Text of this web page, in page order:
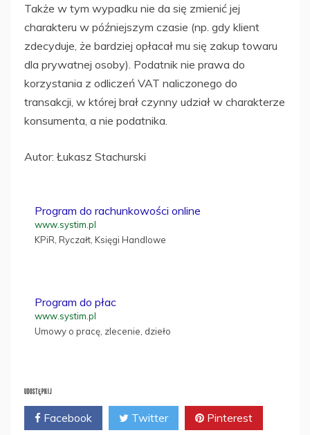
Także w tym wypadku nie da się zmienić jej
charakteru w późniejszym czasie (np. gdy klient
zdecyduje, że bardziej opłacał mu się zakup towaru
dla prywatnej osoby). Podatnik nie prawa do
korzystania z odliczeń VAT naliczonego do
transakcji, w której brał czynny udział w charakterze
konsumenta, a nie podatnika.
Autor: Łukasz Stachurski
Program do rachunkowości online
www.systim.pl
KPiR, Ryczałt, Księgi Handlowe
Program do płac
www.systim.pl
Umowy o pracę, zlecenie, dzieło
UDOSTĘPNIJ
Facebook Twitter Pinterest